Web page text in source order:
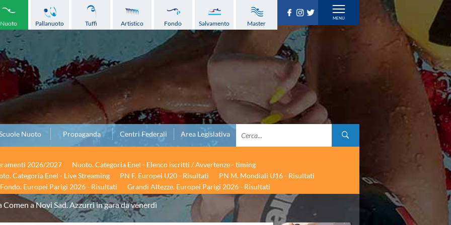
Nuoto Pallanuoto Tuffi Artistico Fondo Salvamento Master
Nuoto Propaganda Centri Federali Area Legislativa
2026/2027
Nuoto. Categoria Enel - Elenco iscritti / Avvertenze - timing
Categoria Enel - Live Streaming PN F. Europei U20 - Risultati
PN M. Mondiali U16 - Risultati
Fondo. Europei Parigi 2026 - Risultati Grandi Altezze. Europei Parigi 2026 - Risultati
Comen a Novi Sad. Azzurri in gara da venerdì